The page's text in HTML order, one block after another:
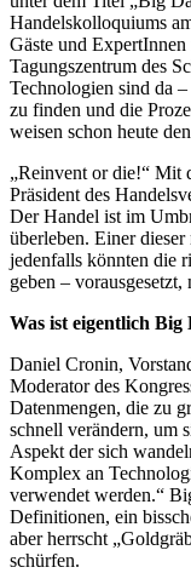
Handelskolloquiums
Gäste und
Tagungszentrum des
Technologien sind da
zu finden und die
weisen schon heute
„Reinvent or die!“ Mit
Präsident des
Der Handel ist im
überleben. Einer
jedenfalls könnten die
geben –
Was ist eigentlich Big
Daniel Cronin,
Moderator des
Datenmengen, die zu
schnell verändern, um
Aspekt der sich
Komplex an
verwendet werden.“
Definitionen, ein
aber herrscht
schürfen.